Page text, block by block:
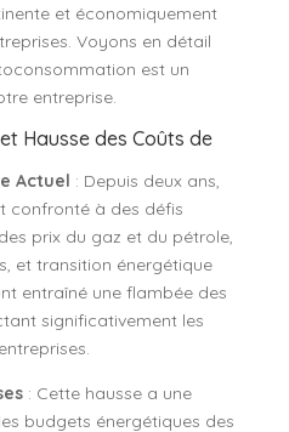
et économiquement
Voyons en détail
est un
entreprise.
Hausse des Coûts de
Actuel : Depuis deux ans,
confronté à des défis
prix du gaz et du pétrole,
et transition énergétique
entraîné une flambée des
significativement les
: Cette hausse a une
budgets énergétiques des